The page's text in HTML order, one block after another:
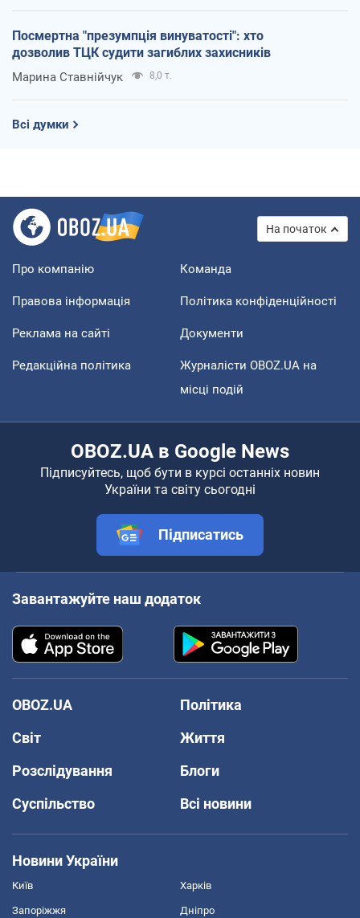
Посмертна "презумпція винуватості": хто
дозволив ТЦК судити загиблих захисників
Марина Ставнійчук 8,0 т.
Всі думки
На початок
Про компанію Команда
Правова інформація Політика конфіденційності
Реклама на сайті Документи
Редакційна політика
Журналісти OBOZ.UA на
місці подій
OBOZ.UA в Google News
Підписуйтесь, щоб бути в курсі останніх новин
України та світу сьогодні
Підписатись
Завантажуйте наш додаток
OBOZ.UA
Політика
Світ
Життя
Розслідування
Блоги
Суспільство
Всі новини
Новини України
Київ Харків
Запоріжжя Дніпро